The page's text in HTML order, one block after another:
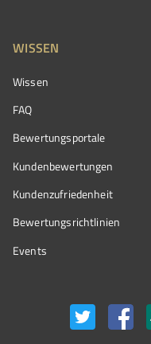
WISSEN
Wissen
FAQ
Bewertungsportale
Kundenbewertungen
Kundenzufriedenheit
Bewertungs­richtlinien
Events